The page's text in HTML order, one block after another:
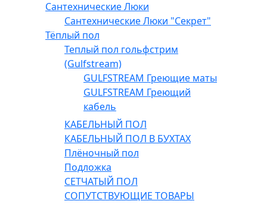
Сантехнические Люки
Сантехнические Люки "Секрет"
Тёплый пол
Теплый пол гольфстрим
(Gulfstream)
GULFSTREAM Греющие маты
GULFSTREAM Греющий
кабель
КАБЕЛЬНЫЙ ПОЛ
КАБЕЛЬНЫЙ ПОЛ В БУХТАХ
Плёночный пол
Подложка
СЕТЧАТЫЙ ПОЛ
СОПУТСТВУЮЩИЕ ТОВАРЫ